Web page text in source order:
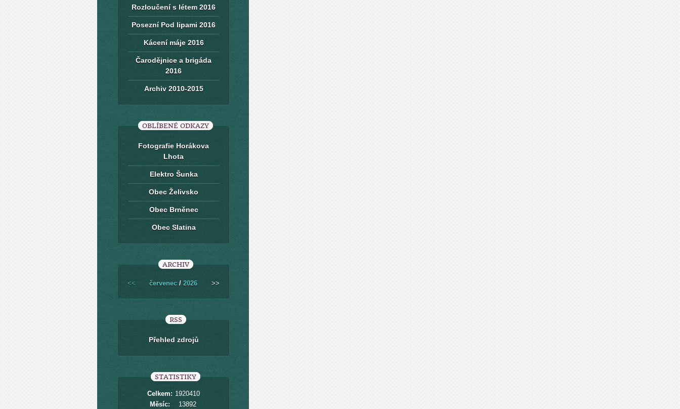
Rozloučení s létem 2016
Posezní Pod lipami 2016
Kácení máje 2016
Čarodějnice a brigáda
2016
Archiv 2010-2015
OBLÍBENÉ ODKAZY
Fotografie Horákova
Lhota
Elektro Šunka
Obec Želivsko
Obec Brněnec
Obec Slatina
ARCHIV
<< červenec / 2026 >>
RSS
Přehled zdrojů
STATISTIKY
Celkem: 1920410
Měsíc:
13892